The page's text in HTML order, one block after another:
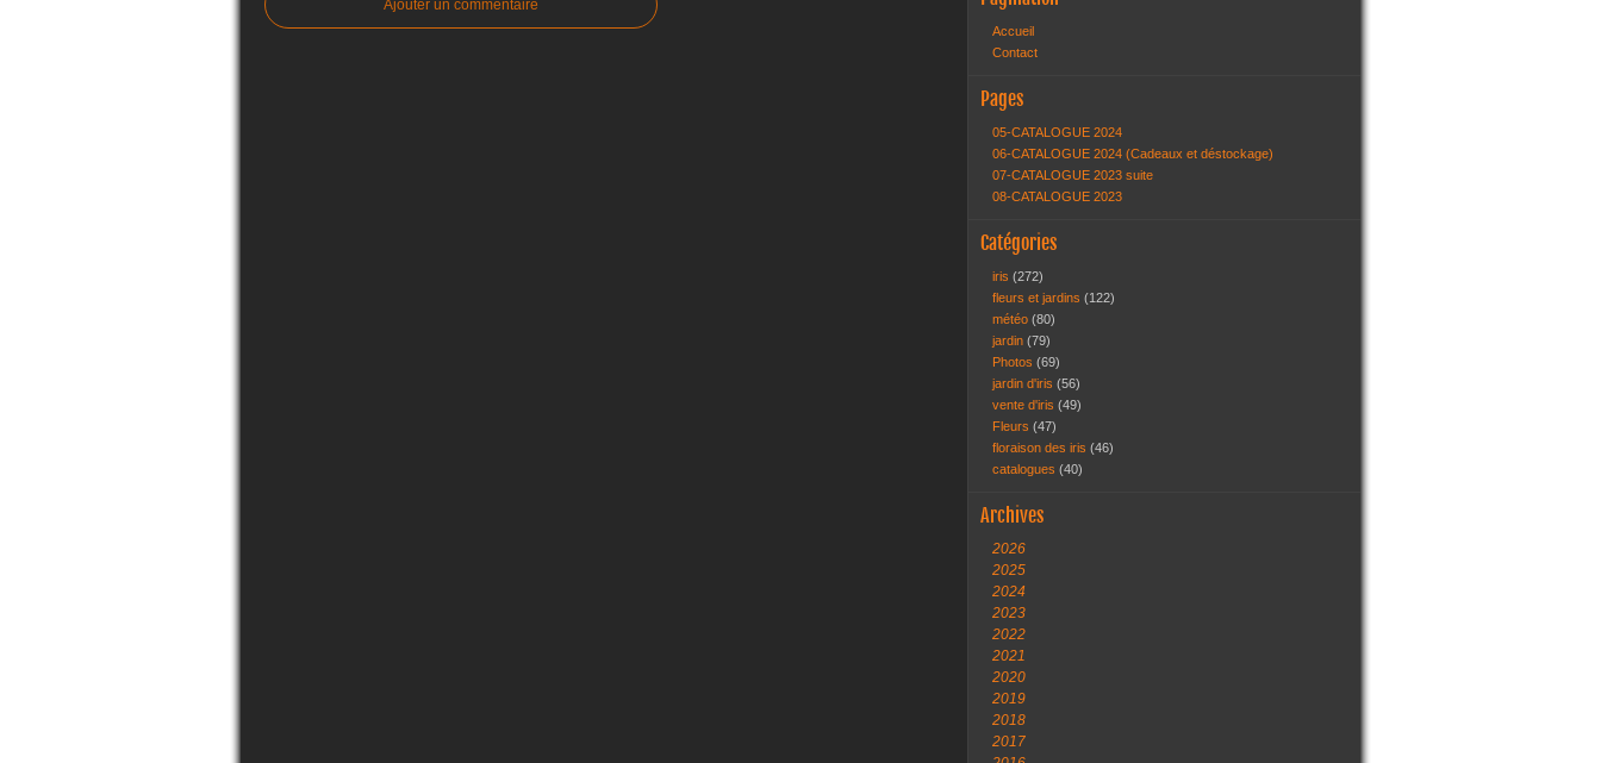
Ajouter un commentaire
Accueil
Contact
Pages
05-CATALOGUE 2024
06-CATALOGUE 2024 (Cadeaux et déstockage)
07-CATALOGUE 2023 suite
08-CATALOGUE 2023
Catégories
iris (272)
fleurs et jardins (122)
météo (80)
jardin (79)
Photos (69)
jardin d'iris (56)
vente d'iris (49)
Fleurs (47)
floraison des iris (46)
catalogues (40)
Archives
2026
2025
2024
2023
2022
2021
2020
2019
2018
2017